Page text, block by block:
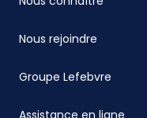
Nous rejoindre
Groupe Lefebvre
Assistance en ligne